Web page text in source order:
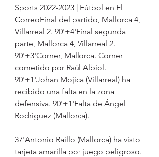
Sports 2022-2023 | Fútbol en El
CorreoFinal del partido, Mallorca 4,
Villarreal 2. 90'+4'Final segunda
parte, Mallorca 4, Villarreal 2.
90'+3'Corner, Mallorca. Corner
cometido por Raúl Albiol.
90'+1'Johan Mojica (Villarreal) ha
recibido una falta en la zona
defensiva. 90'+1'Falta de Ángel
Rodríguez (Mallorca).
37'Antonio Raíllo (Mallorca) ha visto
tarjeta amarilla por juego peligroso.